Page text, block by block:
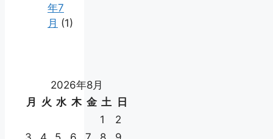
年7
月 (1)
2026年8月
月
火 水 木 金 土
日
1
2